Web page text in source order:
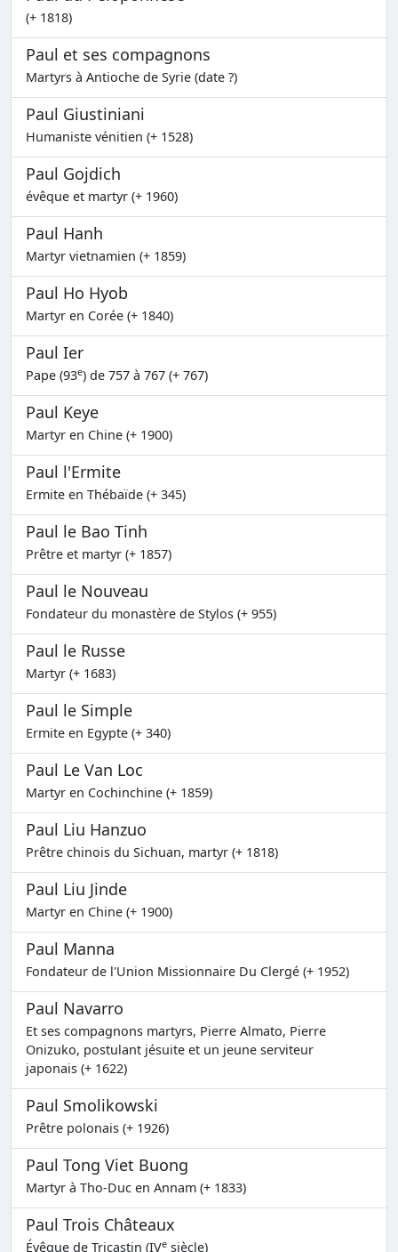
(+ 1818)
Paul et ses compagnons
Martyrs à Antioche de Syrie (date ?)
Paul Giustiniani
Humaniste vénitien (+ 1528)
Paul Gojdich
évêque et martyr (+ 1960)
Paul Hanh
Martyr vietnamien (+ 1859)
Paul Ho Hyob
Martyr en Corée (+ 1840)
Paul Ier
Pape (93e) de 757 à 767 (+ 767)
Paul Keye
Martyr en Chine (+ 1900)
Paul l'Ermite
Ermite en Thébaïde (+ 345)
Paul le Bao Tinh
Prêtre et martyr (+ 1857)
Paul le Nouveau
Fondateur du monastère de Stylos (+ 955)
Paul le Russe
Martyr (+ 1683)
Paul le Simple
Ermite en Egypte (+ 340)
Paul Le Van Loc
Martyr en Cochinchine (+ 1859)
Paul Liu Hanzuo
Prêtre chinois du Sichuan, martyr (+ 1818)
Paul Liu Jinde
Martyr en Chine (+ 1900)
Paul Manna
Fondateur de l'Union Missionnaire Du Clergé (+ 1952)
Paul Navarro
Et ses compagnons martyrs, Pierre Almato, Pierre
Onizuko, postulant jésuite et un jeune serviteur
japonais (+ 1622)
Paul Smolikowski
Prêtre polonais (+ 1926)
Paul Tong Viet Buong
Martyr à Tho-Duc en Annam (+ 1833)
Paul Trois Châteaux
Évêque de Tricastin (IVe siècle)